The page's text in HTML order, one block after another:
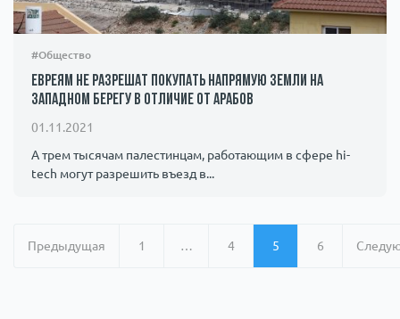
#Общество
Евреям не разрешат покупать напрямую земли на
Западном берегу в отличие от арабов
01.11.2021
А трем тысячам палестинцам, работающим в сфере hi-
tech могут разрешить въезд в...
Предыдущая 1 … 4 5 6